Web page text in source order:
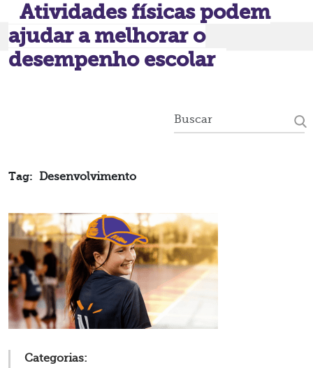
Atividades físicas podem
ajudar a melhorar o
desempenho escolar
Tag: Desenvolvimento
Categorias: